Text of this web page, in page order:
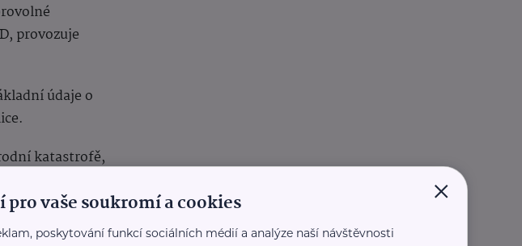
provozuje
údaje o
katastrofě,
V případě
občanům.
×
vaše soukromí a cookies
poskytování funkcí sociálních médií a analýze naší návštěvnosti